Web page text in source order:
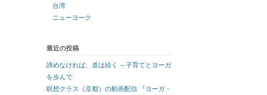
台湾
ニューヨーク
最近の投稿
諦めなければ、道は続く ～子育てとヨーガ
を歩んで
瞑想クラス（京都）の動画配信 『ヨーガ・